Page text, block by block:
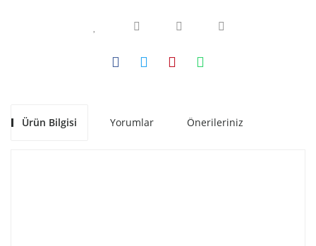
Ürün Bilgisi Yorumlar Önerileriniz